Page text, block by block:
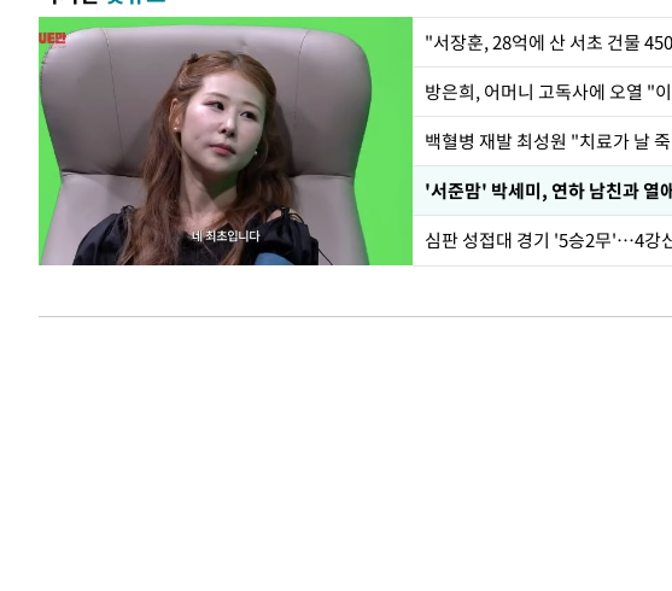
"서장훈, 28억에 산 서초 건물
방은희, 어머니 고독사에 오열 "
백혈병 재발 최성원 "치료가 날
'서준맘' 박세미, 연하 남친과 열